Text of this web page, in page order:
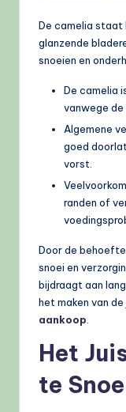
De camelia staat
glanzende
snoeien en
De camelia
vanwege de
Algemene
goed
vorst.
randen of
Door de
snoei en
bijdraagt aan
het maken van
aankoop
Het
te